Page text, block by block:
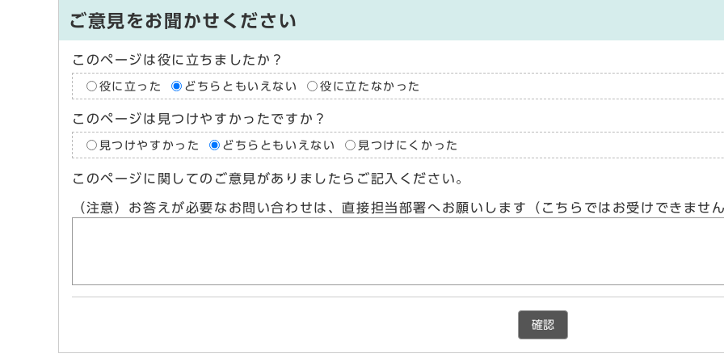
ご意見をお聞かせください
このページは役に立ちましたか？
役に立った どちらともいえない 役に立たなかった
このページは見つけやすかったですか？
見つけやすかった どちらともいえない 見つけにくかった
このページに関してのご意見がありましたらご記入ください。
（注意）お答えが必要なお問い合わせは、直接担当部署へお願いします（こちらではお受けできませ
確認